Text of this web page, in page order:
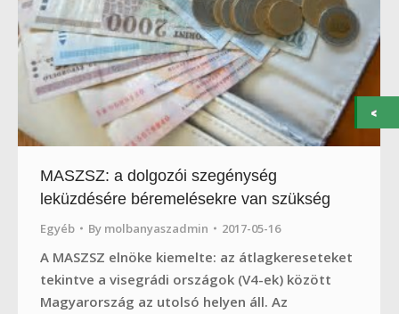
MASZSZ: a dolgozói szegénység
leküzdésére béremelésekre van szükség
Egyéb By molbanyaszadmin 2017-05-16
A MASZSZ elnöke kiemelte: az átlagkereseteket
tekintve a visegrádi országok (V4-ek) között
Magyarország az utolsó helyen áll. Az